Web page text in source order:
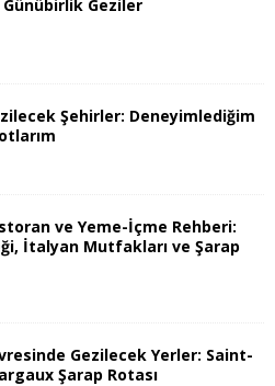
Günübirlik Geziler
Şehirler: Deneyimlediğim
ve Yeme-İçme Rehberi:
İtalyan Mutfakları ve Şarap
Gezilecek Yerler: Saint-
Şarap Rotası